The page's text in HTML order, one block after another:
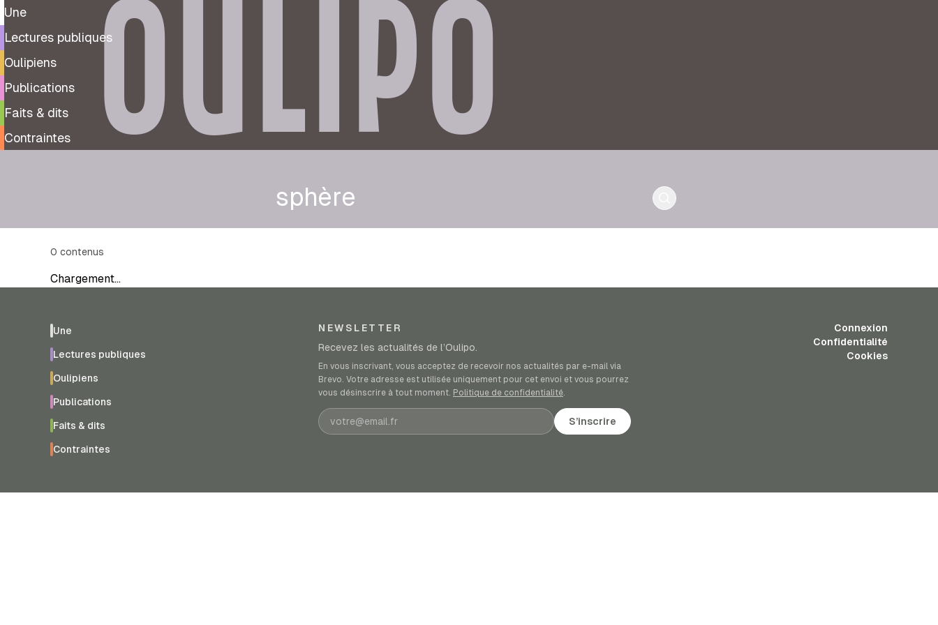
Une
Lectures publiques
Oulipiens
Publications
Faits & dits
Contraintes
OULIPO
sphère
0 contenus
Chargement…
Une
Lectures publiques
Oulipiens
Publications
Faits & dits
Contraintes
NEWSLETTER
Recevez les actualités de l’Oulipo.
En vous inscrivant, vous acceptez de recevoir nos actualités par e-mail via
Brevo. Votre adresse est utilisée uniquement pour cet envoi et vous pourrez
vous désinscrire à tout moment. Politique de confidentialité.
Adresse e-mail S’inscrire
Connexion
Confidentialité
Cookies